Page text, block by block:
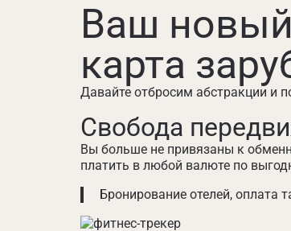
Ваш
карта
Давайте отбросим абстракции и
Свобода
Вы больше не привязаны к
платить в любой валюте по
Бронирование отелей, оплата